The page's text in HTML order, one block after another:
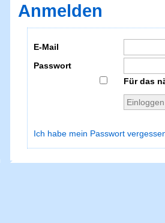
Anmelden
E-Mail
Passwort
Für das
Ich habe mein Passwort